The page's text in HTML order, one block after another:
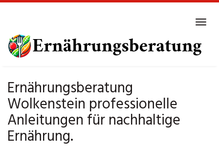
main
content
Ernährungsberatung
Wolkenstein professionelle
Anleitungen für nachhaltige
Ernährung.